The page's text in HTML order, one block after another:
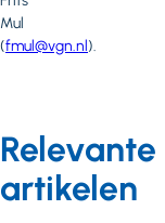
Mul
(fmul@vgn.nl).
Relevante
artikelen